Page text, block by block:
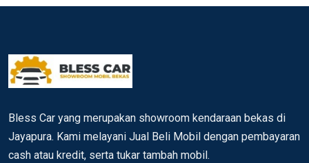
Bless Car yang merupakan showroom kendaraan bekas di
Jayapura. Kami melayani Jual Beli Mobil dengan pembayaran
cash atau kredit, serta tukar tambah mobil.